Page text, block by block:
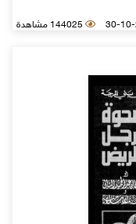
144025 مشاهدة